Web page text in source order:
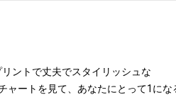
ントで丈夫でスタイリッシュな
ャートを見て、あなたにとって1に